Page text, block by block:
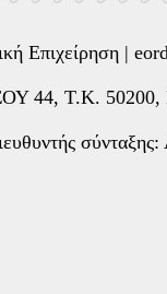
Τ.Κ. 50200,